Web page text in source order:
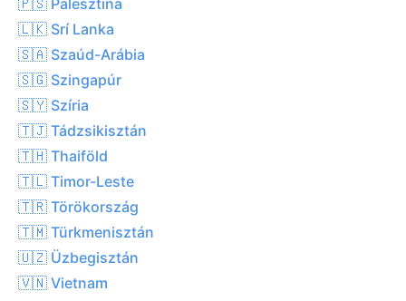
🇱🇰 Srí Lanka
🇸🇦 Szaúd-Arábia
🇸🇬 Szingapúr
🇸🇾 Szíria
🇹🇯 Tádzsikisztán
🇹🇭 Thaiföld
🇹🇱 Timor-Leste
🇹🇷 Törökország
🇹🇲 Türkmenisztán
🇺🇿 Üzbegisztán
🇻🇳 Vietnam